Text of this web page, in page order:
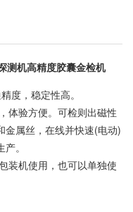
测机高精度胶囊金检机
度，稳定性高。
体验方便。可检则出磁性
金属丝，在线并快速(电动)
。
装机使用，也可以单独使